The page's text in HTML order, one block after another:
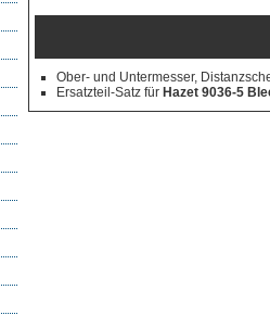
Ober- und Untermesser,
Ersatzteil-Satz für Hazet 9036-5